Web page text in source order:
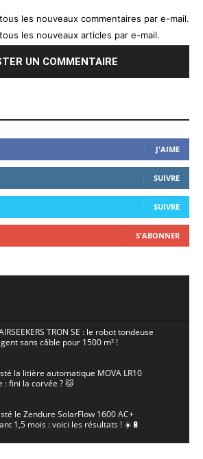
les nouveaux commentaires par e-mail.
les nouveaux articles par e-mail.
J'AIME
SUIVRE
SUIVRE
S'ABONNER
TRON SE : le robot tondeuse
sans câble pour 1500 m² !
la litière automatique MOVA LR10
: fini la corvée ? 🐱
le Zendure SolarFlow 1600 AC+
1,5 mois : voici les résultats ! ☀️🔋